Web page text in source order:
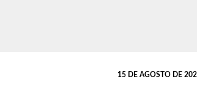
15 DE AGOSTO DE